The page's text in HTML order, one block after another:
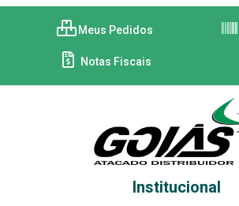
Meus Pedidos
Notas Fiscais
Institucional